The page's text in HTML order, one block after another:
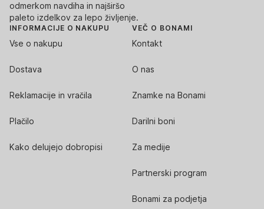
odmerkom navdiha in najširšo
paleto izdelkov za lepo življenje.
INFORMACIJE O NAKUPU
Vse o nakupu
Dostava
Reklamacije in vračila
Plačilo
Kako delujejo dobropisi
VEČ O BONAMI
Kontakt
O nas
Znamke na Bonami
Darilni boni
Za medije
Partnerski program
Bonami za podjetja